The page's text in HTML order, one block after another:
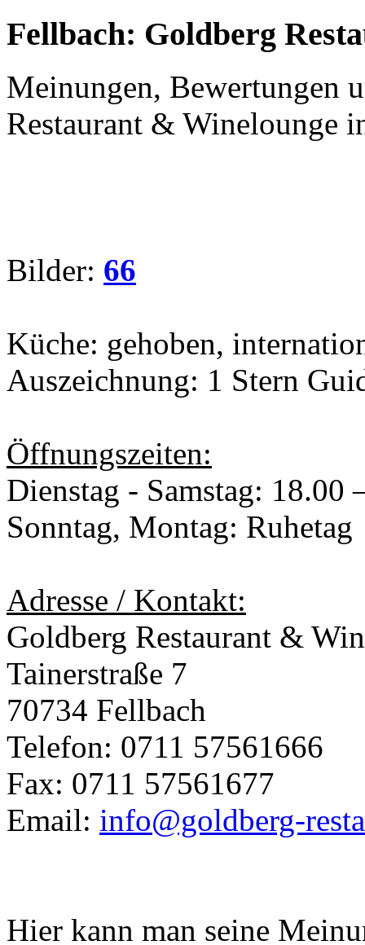
Fellbach: Goldberg
Meinungen, Bewertungen
Restaurant & Winelounge
Bilder: 66
Küche: gehoben,
Auszeichnung: 1 Stern
Öffnungszeiten:
Dienstag - Samstag: 18.00
Sonntag, Montag: Ruhetag
Adresse / Kontakt:
Goldberg Restaurant &
Tainerstraße 7
70734 Fellbach
Telefon: 0711 57561666
Fax: 0711 57561677
Email: info@goldberg-
Hier kann man seine